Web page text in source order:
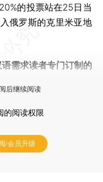
的投票站在25日当
俄罗斯的克里米亚地
需求读者专门订制的
后继续阅读
的阅读权限
/会员升级